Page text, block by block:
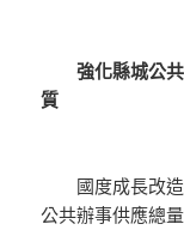
強化縣城公共
質
國度成長改造
公共辦事供應總